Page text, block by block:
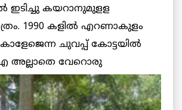
ഇടിച്ചു കയറാനുമുളള
1990 കളില്‍ എറണാകുളം
ചുവപ്പ് കോട്ടയില്‍
വേറൊരു